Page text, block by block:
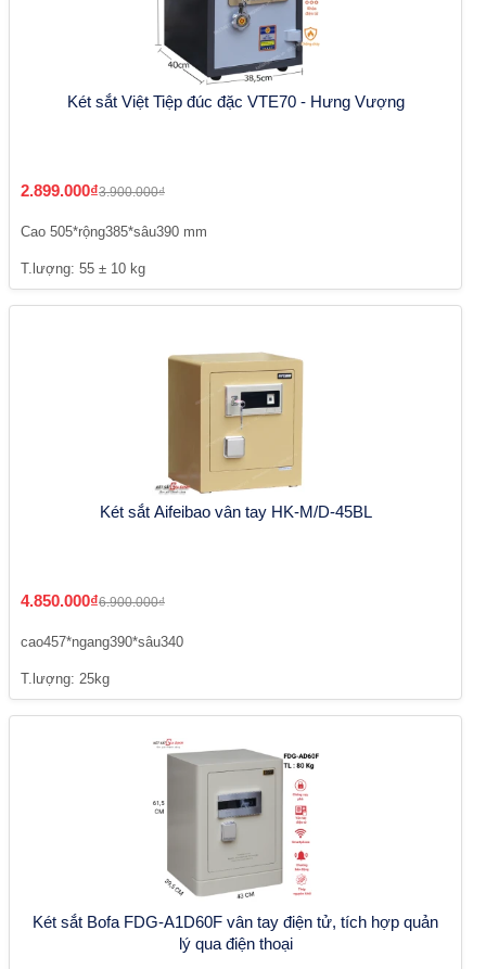
Két sắt Việt Tiệp đúc đặc VTE70 - Hưng Vượng
2.899.000₫3.900.000₫
Cao 505*rộng385*sâu390 mm
T.lượng: 55 ± 10 kg
Két sắt Aifeibao vân tay HK-M/D-45BL
4.850.000₫6.900.000₫
cao457*ngang390*sâu340
T.lượng: 25kg
Két sắt Bofa FDG-A1D60F vân tay điện tử, tích hợp quản
lý qua điện thoại